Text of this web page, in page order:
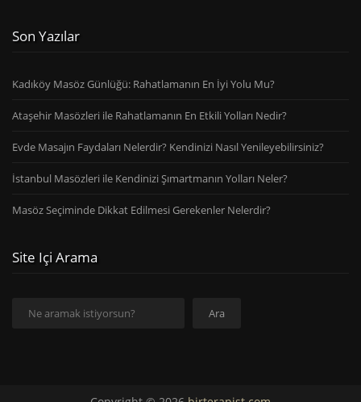
Son Yazılar
Kadıköy Masöz Günlüğü: Rahatlamanın En İyi Yolu Mu?
Ataşehir Masözleri ile Rahatlamanın En Etkili Yolları Nedir?
Evde Masajın Faydaları Nelerdir? Kendinizi Nasıl Yenileyebilirsiniz?
İstanbul Masözleri ile Kendinizi Şımartmanın Yolları Neler?
Masöz Seçiminde Dikkat Edilmesi Gerekenler Nelerdir?
Site Içi Arama
Ara